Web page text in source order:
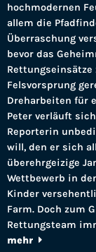
hochmodernen
allem die
Überraschung
bevor das
Felsvorsprung
Dreharbeiten für
Peter verläuft
Reporterin
will, den er sich
überehrgeizige
Wettbewerb in
Kinder
Farm. Doch zum
Rettungsteam
mehr